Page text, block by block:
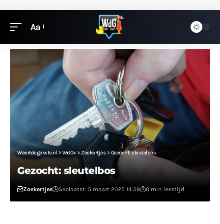
Aa
Weertdegekste.nl> WdG+>Zoekertjes> Gezocht: sleutelbos
Gezocht: sleutelbos
Zoekertjes Geplaatst: 5 maart 2025 14:59 0 min. leestijd